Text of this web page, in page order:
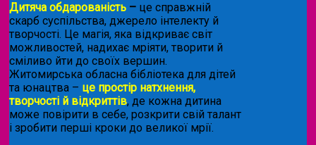
Дитяча обдарованість – це справжній
скарб суспільства, джерело інтелекту й
творчості. Це магія, яка відкриває світ
можливостей, надихає мріяти, творити й
сміливо йти до своїх вершин.
Житомирська обласна бібліотека для дітей
та юнацтва – це простір натхнення,
творчості й відкриттів, де кожна дитина
може повірити в себе, розкрити свій талант
і зробити перші кроки до великої мрії.